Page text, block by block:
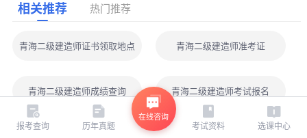
相关推荐 热门推荐
青海二级建造师证书领取地点 青海二级建造师准考证
青海二级建造师成绩查询 青海二级建造师考试报名
报考查询 历年真题
在线咨询
考试资料 选课中心